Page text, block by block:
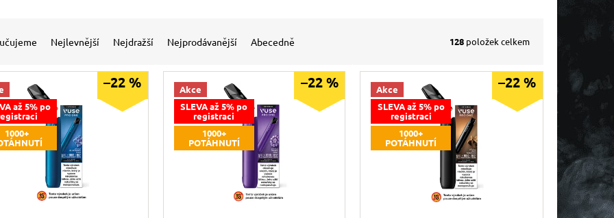
Nejlevnější Nejdražší Nejprodávanější Abecedně 128 položek celkem
až 5% po
1000+
–22 %
Akce
SLEVA až 5% po
registraci
1000+
POTÁHNUTÍ
–22 %
Akce
SLEVA až 5% po
registraci
1000+
POTÁHNUTÍ
–22 %